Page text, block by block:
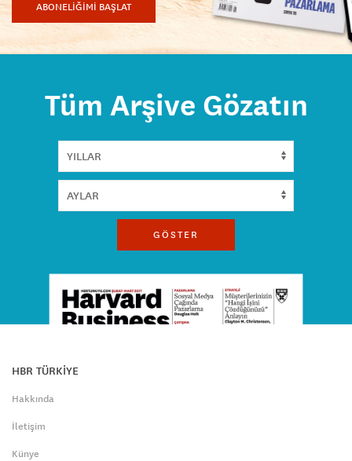
ABONELİĞİMİ BAŞLAT
Tüm Arşive Gözatın
GÖSTER
HBR TÜRKİYE
Hakkında
İletişim
Künye